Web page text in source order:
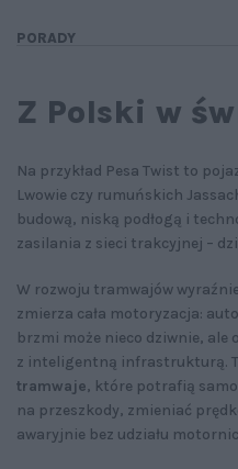
PORADY
Z Polski w
Na przykład Pesa Twist to
Lwowie czy rumuńskich
budową, niską podłogą i
zasilania z sieci trakcyjnej –
W rozwoju tramwajów
zmierza cała motoryzacja:
brzmi może nieco dziwnie,
z inteligentną infrastrukturą.
tramwaje, które potrafią
na przeszkody, zmieniać
awaryjnie bez udziału